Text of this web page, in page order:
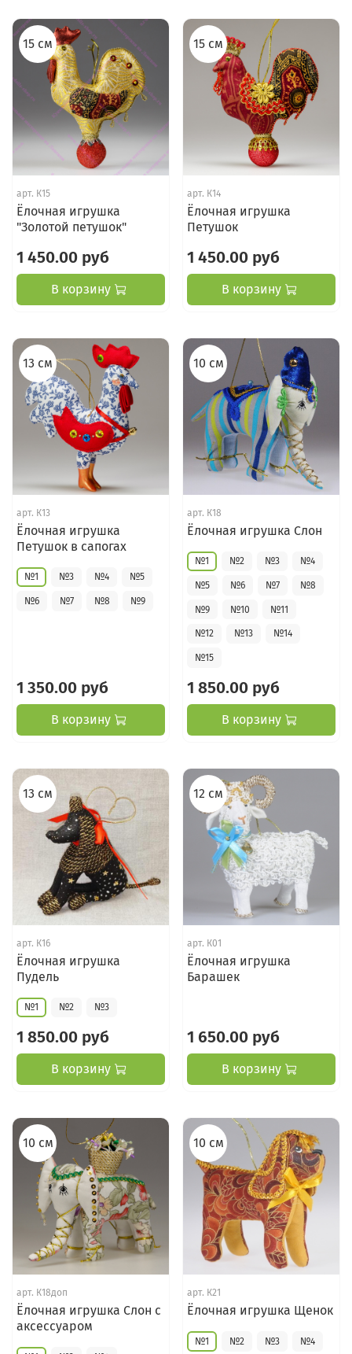
15 см
арт. К15
Ёлочная игрушка
"Золотой петушок"
1 450.00 руб
В корзину
15 см
арт. К14
Ёлочная игрушка
Петушок
1 450.00 руб
В корзину
13 см
арт. К13
Ёлочная игрушка
Петушок в сапогах
№1 №3 №4 №5
№6 №7 №8 №9
1 350.00 руб
В корзину
10 см
арт. К18
Ёлочная игрушка Слон
№1 №2 №3 №4
№5 №6 №7 №8
№9 №10 №11
№12 №13 №14
№15
1 850.00 руб
В корзину
13 см
арт. К16
Ёлочная игрушка
Пудель
№1 №2 №3
1 850.00 руб
В корзину
12 см
арт. К01
Ёлочная игрушка
Барашек
1 650.00 руб
В корзину
10 см
арт. К18доп
Ёлочная игрушка Слон с
аксессуаром
10 см
арт. К21
Ёлочная игрушка Щенок
№1 №2 №3 №4